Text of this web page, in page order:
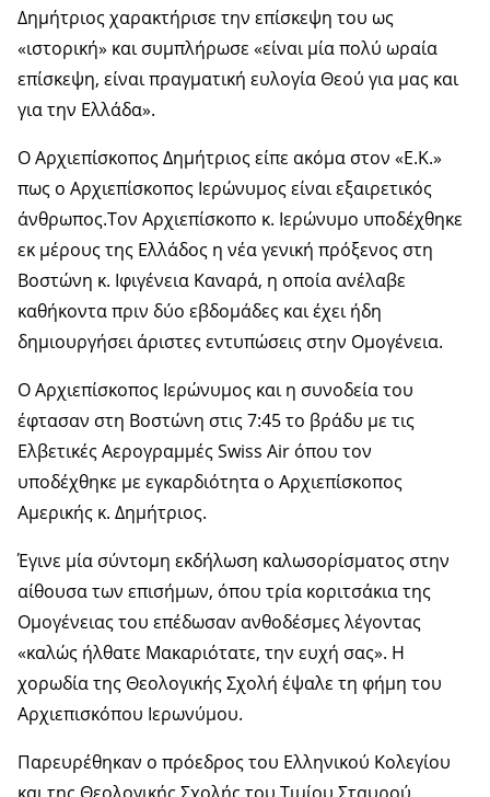
Δημήτριος χαρακτήρισε την επίσκεψη του ως
«ιστορική» και συμπλήρωσε «είναι μία πολύ ωραία
επίσκεψη, είναι πραγματική ευλογία Θεού για μας και
για την Ελλάδα».
Ο Αρχιεπίσκοπος Δημήτριος είπε ακόμα στον «Ε.Κ.»
πως ο Αρχιεπίσκοπος Ιερώνυμος είναι εξαιρετικός
άνθρωπος.Τον Αρχιεπίσκοπο κ. Ιερώνυμο υποδέχθηκε
εκ μέρους της Ελλάδος η νέα γενική πρόξενος στη
Βοστώνη κ. Ιφιγένεια Καναρά, η οποία ανέλαβε
καθήκοντα πριν δύο εβδομάδες και έχει ήδη
δημιουργήσει άριστες εντυπώσεις στην Ομογένεια.
Ο Αρχιεπίσκοπος Ιερώνυμος και η συνοδεία του
έφτασαν στη Βοστώνη στις 7:45 το βράδυ με τις
Ελβετικές Αερογραμμές Swiss Air όπου τον
υποδέχθηκε με εγκαρδιότητα ο Αρχιεπίσκοπος
Αμερικής κ. Δημήτριος.
Έγινε μία σύντομη εκδήλωση καλωσορίσματος στην
αίθουσα των επισήμων, όπου τρία κοριτσάκια της
Ομογένειας του επέδωσαν ανθοδέσμες λέγοντας
«καλώς ήλθατε Μακαριότατε, την ευχή σας». Η
χορωδία της Θεολογικής Σχολή έψαλε τη φήμη του
Αρχιεπισκόπου Ιερωνύμου.
Παρευρέθηκαν ο πρόεδρος του Ελληνικού Κολεγίου